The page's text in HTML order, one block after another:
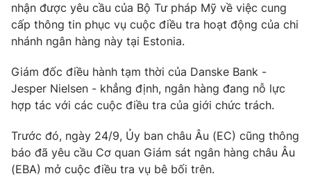
Phim VTV
Hậu trường
Nhân vật
Khán giả
Giải trí
Điện ảnh
Âm nhạc
Sao
Đời sống
Du lịch
Chất lượng cuộc sống
Giáo dục
Tuyển sinh
Học trực tuyến
Công nghệ
Hitech Công nghệ tương lai
nhận được yêu cầu của Bộ Tư pháp Mỹ về việc cung
cấp thông tin phục vụ cuộc điều tra hoạt động của chi
nhánh ngân hàng này tại Estonia.
Giám đốc điều hành tạm thời của Danske Bank -
Jesper Nielsen - khẳng định, ngân hàng đang nỗ lực
hợp tác với các cuộc điều tra của giới chức trách.
Trước đó, ngày 24/9, Ủy ban châu Âu (EC) cũng thông
báo đã yêu cầu Cơ quan Giám sát ngân hàng châu Âu
(EBA) mở cuộc điều tra vụ bê bối trên.